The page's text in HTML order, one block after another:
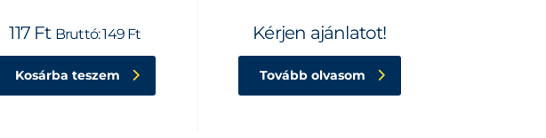
117 Ft Bruttó:149 Ft
Kosárba teszem
Kérjen ajánlatot!
Tovább olvasom